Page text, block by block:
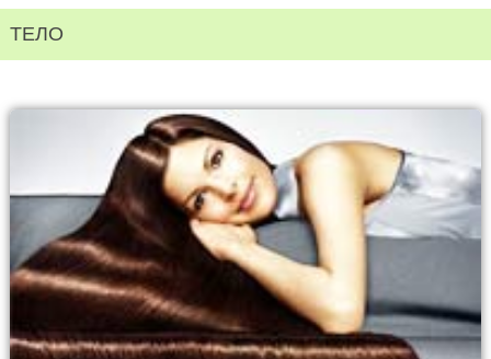
ТЕЛО